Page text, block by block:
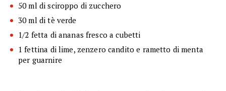
50 ml di sciroppo di zucchero
30 ml di tè verde
1/2 fetta di ananas fresco a cubetti
1 fettina di lime, zenzero candito e rametto di menta
per guarnire